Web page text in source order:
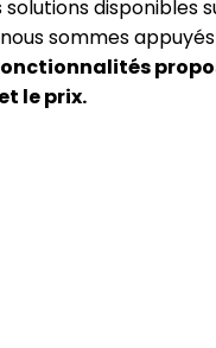
disponibles
sommes
le prix.